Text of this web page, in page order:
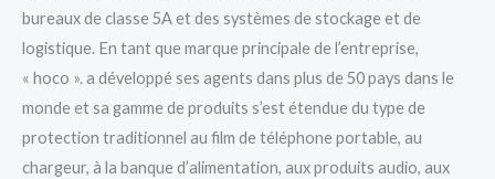
bureaux de classe 5A et des systèmes de stockage et de
logistique. En tant que marque principale de l’entreprise,
« hoco ». a développé ses agents dans plus de 50 pays dans le
monde et sa gamme de produits s’est étendue du type de
protection traditionnel au film de téléphone portable, au
chargeur, à la banque d’alimentation, aux produits audio, aux